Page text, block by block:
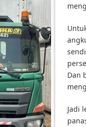
Dan
Jadi